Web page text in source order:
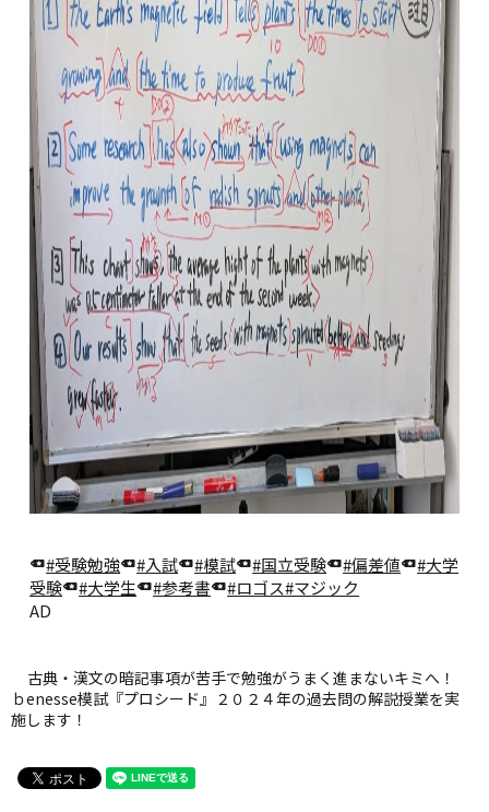
#受験勉強 #入試 #模試 #国立受験 #偏差値
#大学
受験
#大学生 #参考書 #ロゴス#マジック
AD
古典・漢文の暗記事項が苦手で勉強がうまく進まないキミへ！
ｂenesse模試『プロシード』２０２４年の過去問の解説授業を実
施します！